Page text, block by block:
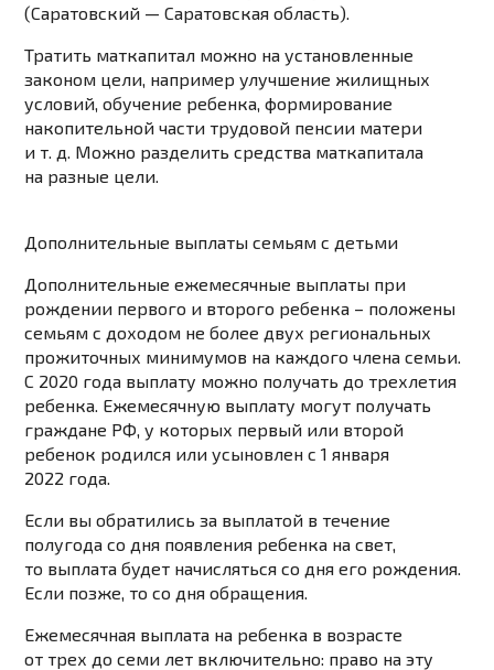
(Саратовский — Саратовская область).
Тратить маткапитал можно на установленные
законом цели, например улучшение жилищных
условий, обучение ребенка, формирование
накопительной части трудовой пенсии матери
и т. д. Можно разделить средства маткапитала
на разные цели.
Дополнительные выплаты семьям с детьми
Дополнительные ежемесячные выплаты при
рождении первого и второго ребенка – положены
семьям с доходом не более двух региональных
прожиточных минимумов на каждого члена семьи.
С 2020 года выплату можно получать до трехлетия
ребенка. Ежемесячную выплату могут получать
граждане РФ, у которых первый или второй
ребенок родился или усыновлен с 1 января
2022 года.
Если вы обратились за выплатой в течение
полугода со дня появления ребенка на свет,
то выплата будет начисляться со дня его рождения.
Если позже, то со дня обращения.
Ежемесячная выплата на ребенка в возрасте
от трех до семи лет включительно: право на эту